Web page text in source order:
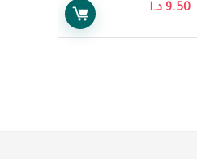
9.50 د.ا